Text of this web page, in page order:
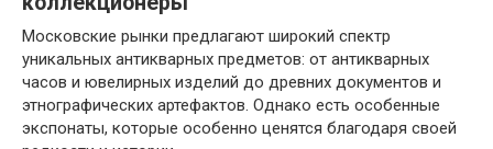
Московские рынки предлагают широкий спектр
уникальных антикварных предметов: от антикварных
часов и ювелирных изделий до древних документов и
этнографических артефактов. Однако есть особенные
экспонаты, которые особенно ценятся благодаря своей